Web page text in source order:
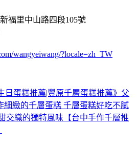
福里中山路四段105號
wangyeiwang/?locale=zh_TW
日蛋糕推薦|豐原千層蛋糕推薦》父
細緻的千層蛋糕 千層蛋糕好吃不膩
交織的獨特風味【台中手作千層推